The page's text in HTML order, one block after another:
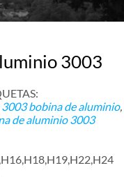
3003
3003 bobina de aluminio,
de aluminio 3003